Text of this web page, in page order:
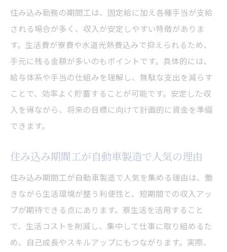
住み込み勤務の期間工は、固定給に加え各種手当が支給
される場合が多く、収入が安定しやすい特徴がありま
す。生活費が寮費や水道光熱費込みで抑えられるため、
手元に残る金額が多いのもポイントです。具体的には、
給与体系や手当の仕組みを理解し、無駄な支出を減らす
ことで、効率よく貯蓄することが可能です。安定した収
入を得ながら、将来の目標に向けて計画的に資金を準備
できます。
住み込み期間工が自動車製造で人気の理由
住み込み期間工が自動車製造で人気を集める理由は、働
きながら生活環境が整う利便性と、短期間での収入アッ
プが期待できる点にあります。寮生活を活用すること
で、生活コストを削減し、集中して仕事に取り組めるた
め、自己成長やスキルアップにもつながります。実際、